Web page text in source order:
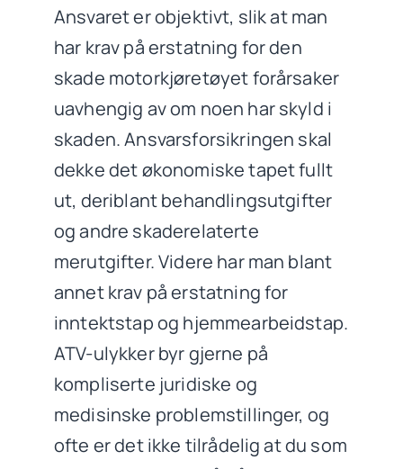
Ansvaret er objektivt, slik at man
har krav på erstatning for den
skade motorkjøretøyet forårsaker
uavhengig av om noen har skyld i
skaden. Ansvarsforsikringen skal
dekke det økonomiske tapet fullt
ut, deriblant behandlingsutgifter
og andre skaderelaterte
merutgifter. Videre har man blant
annet krav på erstatning for
inntektstap og hjemmearbeidstap.
ATV-ulykker byr gjerne på
kompliserte juridiske og
medisinske problemstillinger, og
ofte er det ikke tilrådelig at du som